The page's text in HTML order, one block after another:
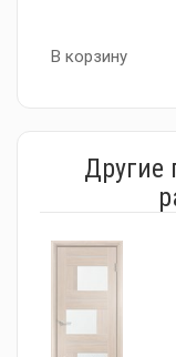
В корзину
Другие